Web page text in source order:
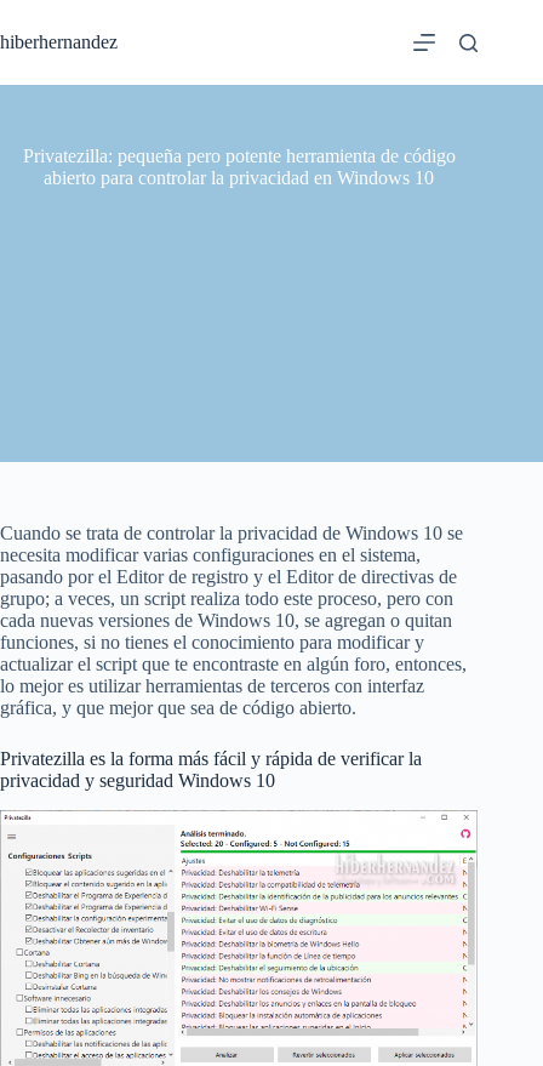
al
contenido
hiberhernandez
Privatezilla: pequeña pero potente herramienta de código
abierto para controlar la privacidad en Windows 10
Cuando se trata de controlar la privacidad de Windows 10 se
necesita modificar varias configuraciones en el sistema,
pasando por el Editor de registro y el Editor de directivas de
grupo; a veces, un script realiza todo este proceso, pero con
cada nuevas versiones de Windows 10, se agregan o quitan
funciones, si no tienes el conocimiento para modificar y
actualizar el script que te encontraste en algún foro, entonces,
lo mejor es utilizar herramientas de terceros con interfaz
gráfica, y que mejor que sea de código abierto.
Privatezilla es la forma más fácil y rápida de verificar la
privacidad y seguridad Windows 10